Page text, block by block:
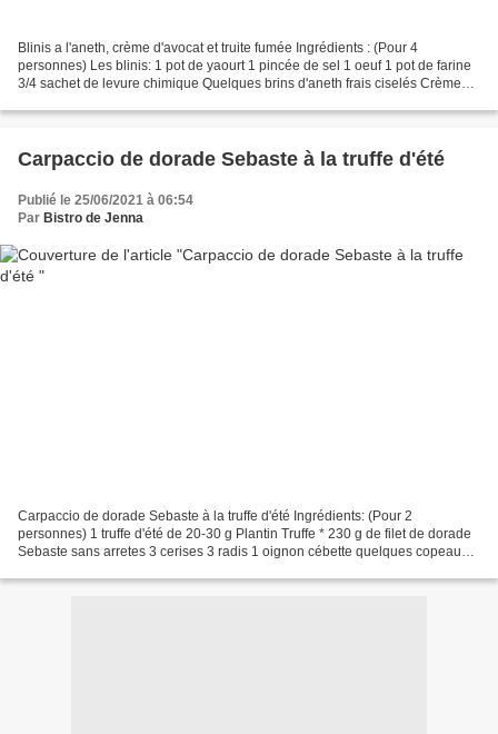
Blinis a l'aneth, crème d'avocat et truite fumée Ingrédients : (Pour 4
personnes) Les blinis: 1 pot de yaourt 1 pincée de sel 1 oeuf 1 pot de farine
3/4 sachet de levure chimique Quelques brins d'aneth frais ciselés Crème
Carpaccio de dorade Sebaste à la truffe d'été
Publié le 25/06/2021 à 06:54
Par Bistro de Jenna
Carpaccio de dorade Sebaste à la truffe d'été Ingrédients: (Pour 2
personnes) 1 truffe d'été de 20-30 g Plantin Truffe * 230 g de filet de dorade
Sebaste sans arretes 3 cerises 3 radis 1 oignon cébette quelques copeaux